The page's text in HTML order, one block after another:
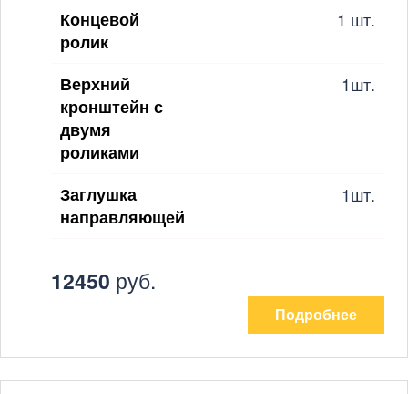
Концевой
ролик
1 шт.
Верхний
кронштейн с
двумя
роликами
1шт.
Заглушка
направляющей
1шт.
12450 руб.
Подробнее